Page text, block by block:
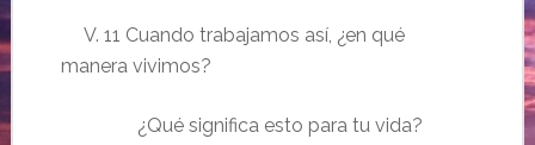
V. 11 Cuando trabajamos así, ¿en qué
manera vivimos?
¿Qué significa esto para tu vida?